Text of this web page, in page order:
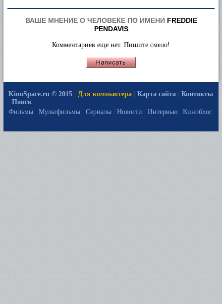
ВАШЕ МНЕНИЕ О ЧЕЛОВЕКЕ ПО ИМЕНИ FREDDIE
PENDAVIS
Комментариев еще нет. Пишите смело!
KinoSpace.ru © 2015 Для компьютера Карта сайта
Контакты
Поиск
Фильмы
Мультфильмы Сериалы Новости Интервью Киноблог